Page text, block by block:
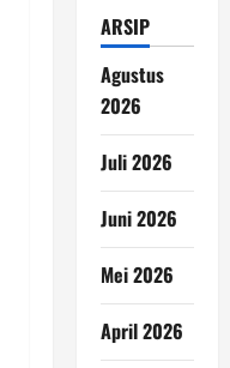
ARSIP
Agustus
2026
Juli 2026
Juni 2026
Mei 2026
April 2026